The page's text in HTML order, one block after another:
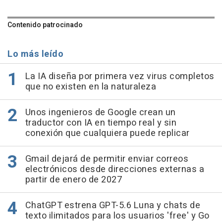
Contenido patrocinado
Lo más leído
La IA diseña por primera vez virus completos
que no existen en la naturaleza
Unos ingenieros de Google crean un
traductor con IA en tiempo real y sin
conexión que cualquiera puede replicar
Gmail dejará de permitir enviar correos
electrónicos desde direcciones externas a
partir de enero de 2027
ChatGPT estrena GPT-5.6 Luna y chats de
texto ilimitados para los usuarios 'free' y Go